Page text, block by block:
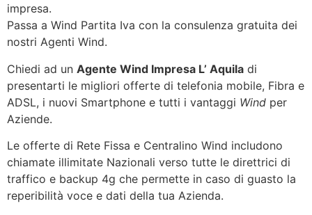
impresa.
Passa a Wind Partita Iva con la consulenza gratuita dei
nostri Agenti Wind.
Chiedi ad un Agente Wind Impresa L’ Aquila di
presentarti le migliori offerte di telefonia mobile, Fibra e
ADSL, i nuovi Smartphone e tutti i vantaggi Wind per
Aziende.
Le offerte di Rete Fissa e Centralino Wind includono
chiamate illimitate Nazionali verso tutte le direttrici di
traffico e backup 4g che permette in caso di guasto la
reperibilità voce e dati della tua Azienda.